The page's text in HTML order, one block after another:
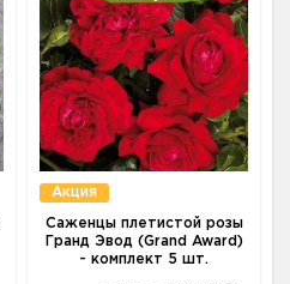
Акция
Саженцы плетистой розы
Гранд Эвод (Grand Award)
- комплект 5 шт.